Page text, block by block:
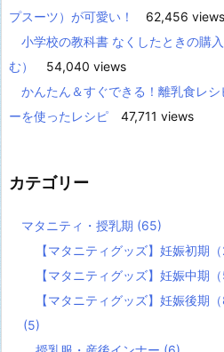
プスーツ）が可愛い！
62,456 views
小学校の教科書 なくしたときの購
む）
54,040 views
かんたん＆すぐできる！離乳食レ
ーを使ったレシピ
47,711 views
カテゴリー
マタニティ・授乳期 (65)
【マタニティグッズ】妊娠初期
【マタニティグッズ】妊娠中期
【マタニティグッズ】妊娠後期
(5)